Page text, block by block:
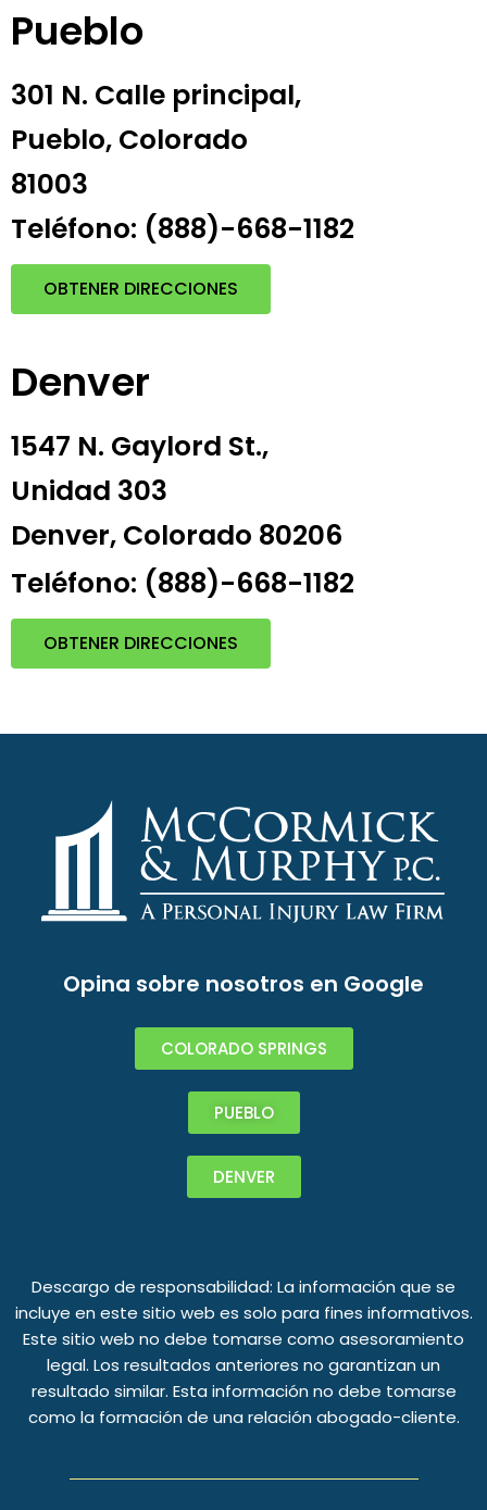
Pueblo
301 N. Calle principal,
Pueblo, Colorado
81003
Teléfono: (888)-668-1182
OBTENER DIRECCIONES
Denver
1547 N. Gaylord St.,
Unidad 303
Denver, Colorado 80206
Teléfono: (888)-668-1182
OBTENER DIRECCIONES
Opina sobre nosotros en Google
COLORADO SPRINGS
PUEBLO
DENVER
Descargo de responsabilidad: La información que se
incluye en este sitio web es solo para fines informativos.
Este sitio web no debe tomarse como asesoramiento
legal. Los resultados anteriores no garantizan un
resultado similar. Esta información no debe tomarse
como la formación de una relación abogado-cliente.